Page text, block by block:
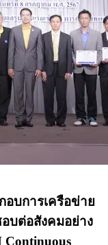
อบการเครือข่าย
บต่อสังคมอย่าง
Continuous